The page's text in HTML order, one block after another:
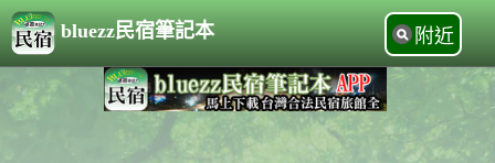
bluezz民宿筆記本 附近